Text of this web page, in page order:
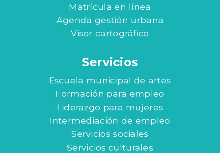
Matrícula en línea
Agenda gestión urbana
Visor cartográfico
Servicios
Escuela municipal de artes
Formación para empleo
Liderazgo para mujeres
Intermediación de empleo
Servicios sociales
Servicios culturales